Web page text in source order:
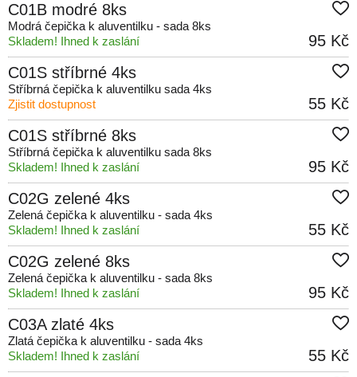
C01B modré 8ks
Modrá čepička k aluventilku - sada 8ks
Skladem! Ihned k zaslání
95 Kč
C01S stříbrné 4ks
Stříbrná čepička k aluventilku sada 4ks
Zjistit dostupnost
55 Kč
C01S stříbrné 8ks
Stříbrná čepička k aluventilku sada 8ks
Skladem! Ihned k zaslání
95 Kč
C02G zelené 4ks
Zelená čepička k aluventilku - sada 4ks
Skladem! Ihned k zaslání
55 Kč
C02G zelené 8ks
Zelená čepička k aluventilku - sada 8ks
Skladem! Ihned k zaslání
95 Kč
C03A zlaté 4ks
Zlatá čepička k aluventilku - sada 4ks
Skladem! Ihned k zaslání
55 Kč